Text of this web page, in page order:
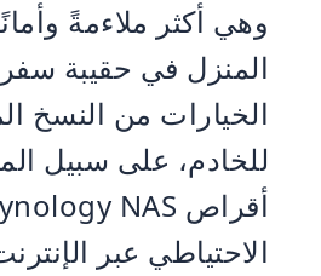
وهي أكثر ملاءمةً
المنزل في حقيبة
الخيارات من النسخ
للخادم، على سبيل
الاحتياطي عبر